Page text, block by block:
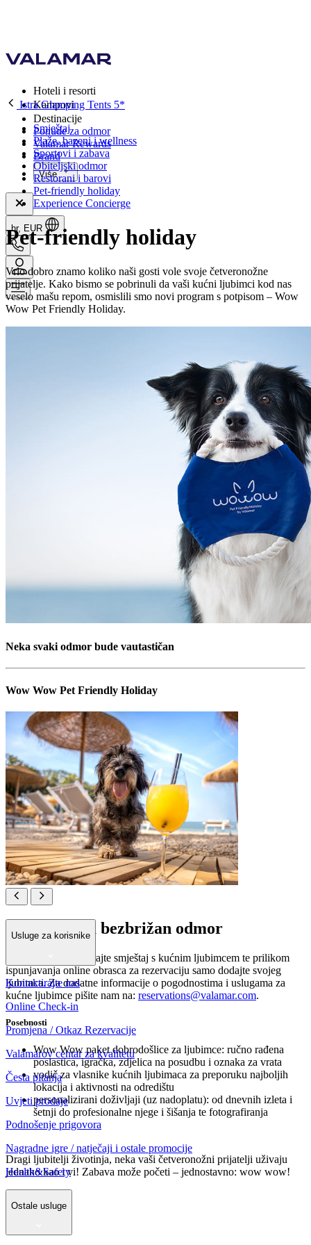
Hoteli i resorti
Kampovi
Destinacije
Ponude za odmor
Valamar Rewards
Brand
Više
hr, EUR
Istra Glamping Tents 5*
Smještaj
Plaže, bazeni i wellness
Sportovi i zabava
Obiteljski odmor
Restorani i barovi
Pet-friendly holiday
Experience Concierge
Pet-friendly holiday
Vrlo dobro znamo koliko naši gosti vole svoje četveronožne
prijatelje. Kako bismo se pobrinuli da vaši kućni ljubimci kod nas
veselo mašu repom, osmislili smo novi program s potpisom – Wow
Wow Pet Friendly Holiday.
Neka svaki odmor bude vautastičan
Wow Wow Pet Friendly Holiday
Šapa gore za bezbrižan odmor
Jednostavno rezervirajte smještaj s kućnim ljubimcem te prilikom
ispunjavanja online obrasca za rezervaciju samo dodajte svojeg
ljubimca. Za dodatne informacije o pogodnostima i uslugama za
kućne ljubimce pišite nam na: reservations@valamar.com.
Posebnosti
Wow Wow paket dobrodošlice za ljubimce: ručno rađena
poslastica, igračka, zdjelica na posudbu i oznaka za vrata
vodič za vlasnike kućnih ljubimaca za preporuku najboljih
lokacija i aktivnosti na odredištu
personalizirani doživljaji (uz nadoplatu): od dnevnih izleta i
šetnji do profesionalne njege i šišanja te fotografiranja
Dragi ljubitelji životinja, neka vaši četveronožni prijatelji uživaju
jednako kao i vi! Zabava može početi – jednostavno: wow wow!
Usluge za korisnike
Kontaktirajte nas
Online Check-in
Promjena / Otkaz Rezervacije
Valamarov centar za kvalitetu
Česta pitanja
Uvjeti prodaje
Podnošenje prigovora
Nagradne igre / natječaji i ostale promocije
Health&Safety
Ostale usluge